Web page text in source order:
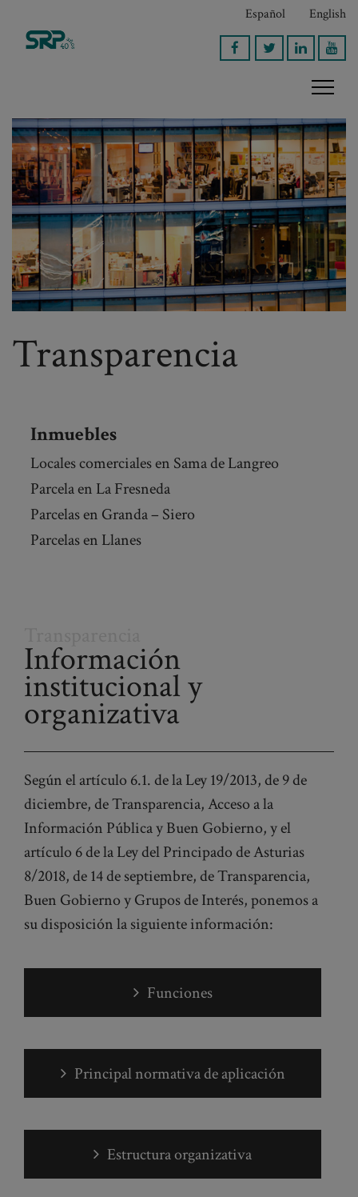
Transparencia
Inmuebles
Locales comerciales en Sama de Langreo
Parcela en La Fresneda
Parcelas en Granda – Siero
Parcelas en Llanes
Información
institucional y
organizativa
Según el artículo 6.1. de la Ley 19/2013, de 9 de
diciembre, de Transparencia, Acceso a la
Información Pública y Buen Gobierno, y el
artículo 6 de la Ley del Principado de Asturias
8/2018, de 14 de septiembre, de Transparencia,
Buen Gobierno y Grupos de Interés, ponemos a
su disposición la siguiente información:
Funciones
Principal normativa de aplicación
Estructura organizativa
Español English